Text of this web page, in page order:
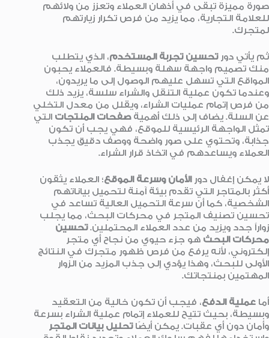
صورة مميزة تبقى في أذهان العملاء وتعزز من ولائهم
للعلامة التجارية، مما يزيد من فرص تكرار زيارتهم
لمتجرك.
ثم يأتي دورتحسين تجربة المستخدم، الذي يتطلب
منك تصميم واجهة سهلة وبسيطة. فالعملاء يحبون
المواقع التي تسهل عليهم الوصول إلى ما يريدون،
وعندما تكون عملية التنقل والشراء سلسة، يزيد ذلك
من فرص إتمام عمليات الشراء، ويقلل من معدل التخلي
عن السلة. يضاف إلى ذلك أهميةصفحات المنتجات التي
تمثل الواجهة الرئيسية للموقع، فهي يجب أن تكون
جذابة، وتحتوي على صور واضحة ووصف دقيق يجذب
العملاء ويساعدهم في اتخاذ قرار الشراء.
لا يمكن إغفال دور الأمان وسرعة الموقع؛ العملاء يثقون
أكثر بالمتاجر التي تقدم بيئة آمنة لتحميل بياناتهم
الشخصية، كما أن سرعة التحميل العالية تساعد في
تحسين تصنيف المتجر في محركات البحث، مما يجلب
زواراً جدد ويزيد من عدد العملاء المحتملين.تحسين
محركات البحث هو جزء حيوي من نجاح أي متجر
إلكتروني، لأنه يرفع من فرص ظهور متجرك في النتائج
الأولى للبحث، وهذا يؤدي إلى جذب المزيد من الزوار
المهتمين بمنتجاتك.
أما عملية الدفع، فيجب أن تكون خالية من التعقيد
وبسيطة، بحيث تتيح للعملاء إتمام عملية الشراء بسرعة
وأمان دون أي عقبات. يمكن أيضًاتحليل بيانات المتجر